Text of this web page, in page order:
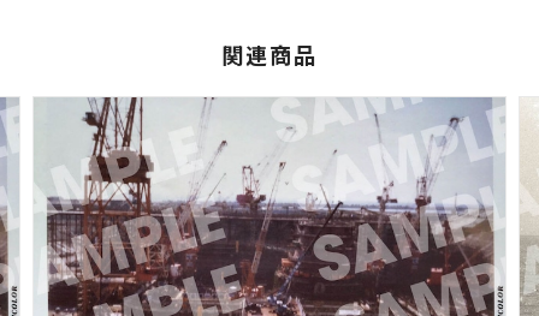
関連商品